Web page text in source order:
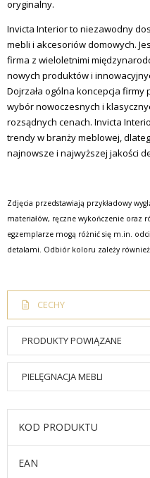
oryginalny.
Invicta Interiorto niezawodny
mebli i akcesoriów domowych.
firma z wieloletnimi
nowych produktów i
Dojrzała ogólna koncepcja
wybór nowoczesnych i
rozsądnych cenach. Invicta
trendy w branży meblowej,
najnowsze i najwyższej jakości
Zdjęcia przedstawiają przykładowy
materiałów, ręczne wykończenie oraz
egzemplarze mogą różnić się m.in.
detalami. Odbiór koloru zależy
CECHY
PRODUKTY POWIĄZANE
PIELĘGNACJA MEBLI
KOD PRODUKTU
EAN